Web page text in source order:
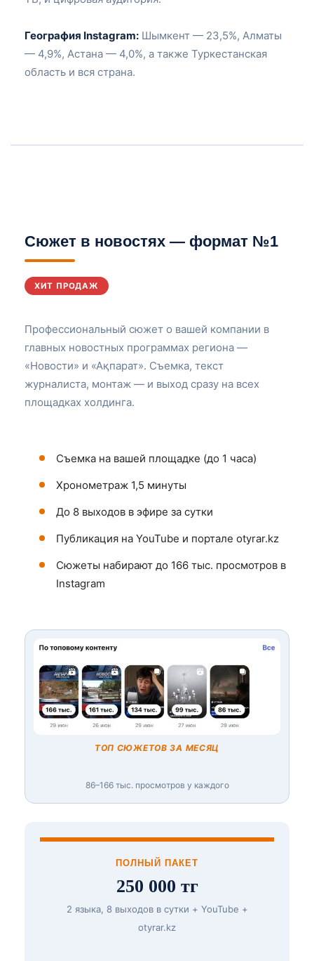
География Instagram: Шымкент — 23,5%, Алматы
— 4,9%, Астана — 4,0%, а также Туркестанская
область и вся страна.
Сюжет в новостях — формат №1
ХИТ ПРОДАЖ
Профессиональный сюжет о вашей компании в
главных новостных программах региона —
«Новости» и «Ақпарат». Съемка, текст
журналиста, монтаж — и выход сразу на всех
площадках холдинга.
Съемка на вашей площадке (до 1 часа)
Хронометраж 1,5 минуты
До 8 выходов в эфире за сутки
Публикация на YouTube и портале otyrar.kz
Сюжеты набирают до 166 тыс. просмотров в
Instagram
ТОП СЮЖЕТОВ ЗА МЕСЯЦ
86–166 тыс. просмотров у каждого
ПОЛНЫЙ ПАКЕТ
250 000 тг
2 языка, 8 выходов в сутки + YouTube +
otyrar.kz